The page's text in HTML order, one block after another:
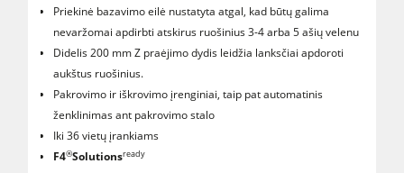
Priekinė bazavimo eilė nustatyta atgal, kad būtų galima
nevaržomai apdirbti atskirus ruošinius 3-4 arba 5 ašių velenu
Didelis 200 mm Z praėjimo dydis leidžia lanksčiai apdoroti
aukštus ruošinius.
Pakrovimo ir iškrovimo įrenginiai, taip pat automatinis
ženklinimas ant pakrovimo stalo
Iki 36 vietų įrankiams
F4®Solutionsready